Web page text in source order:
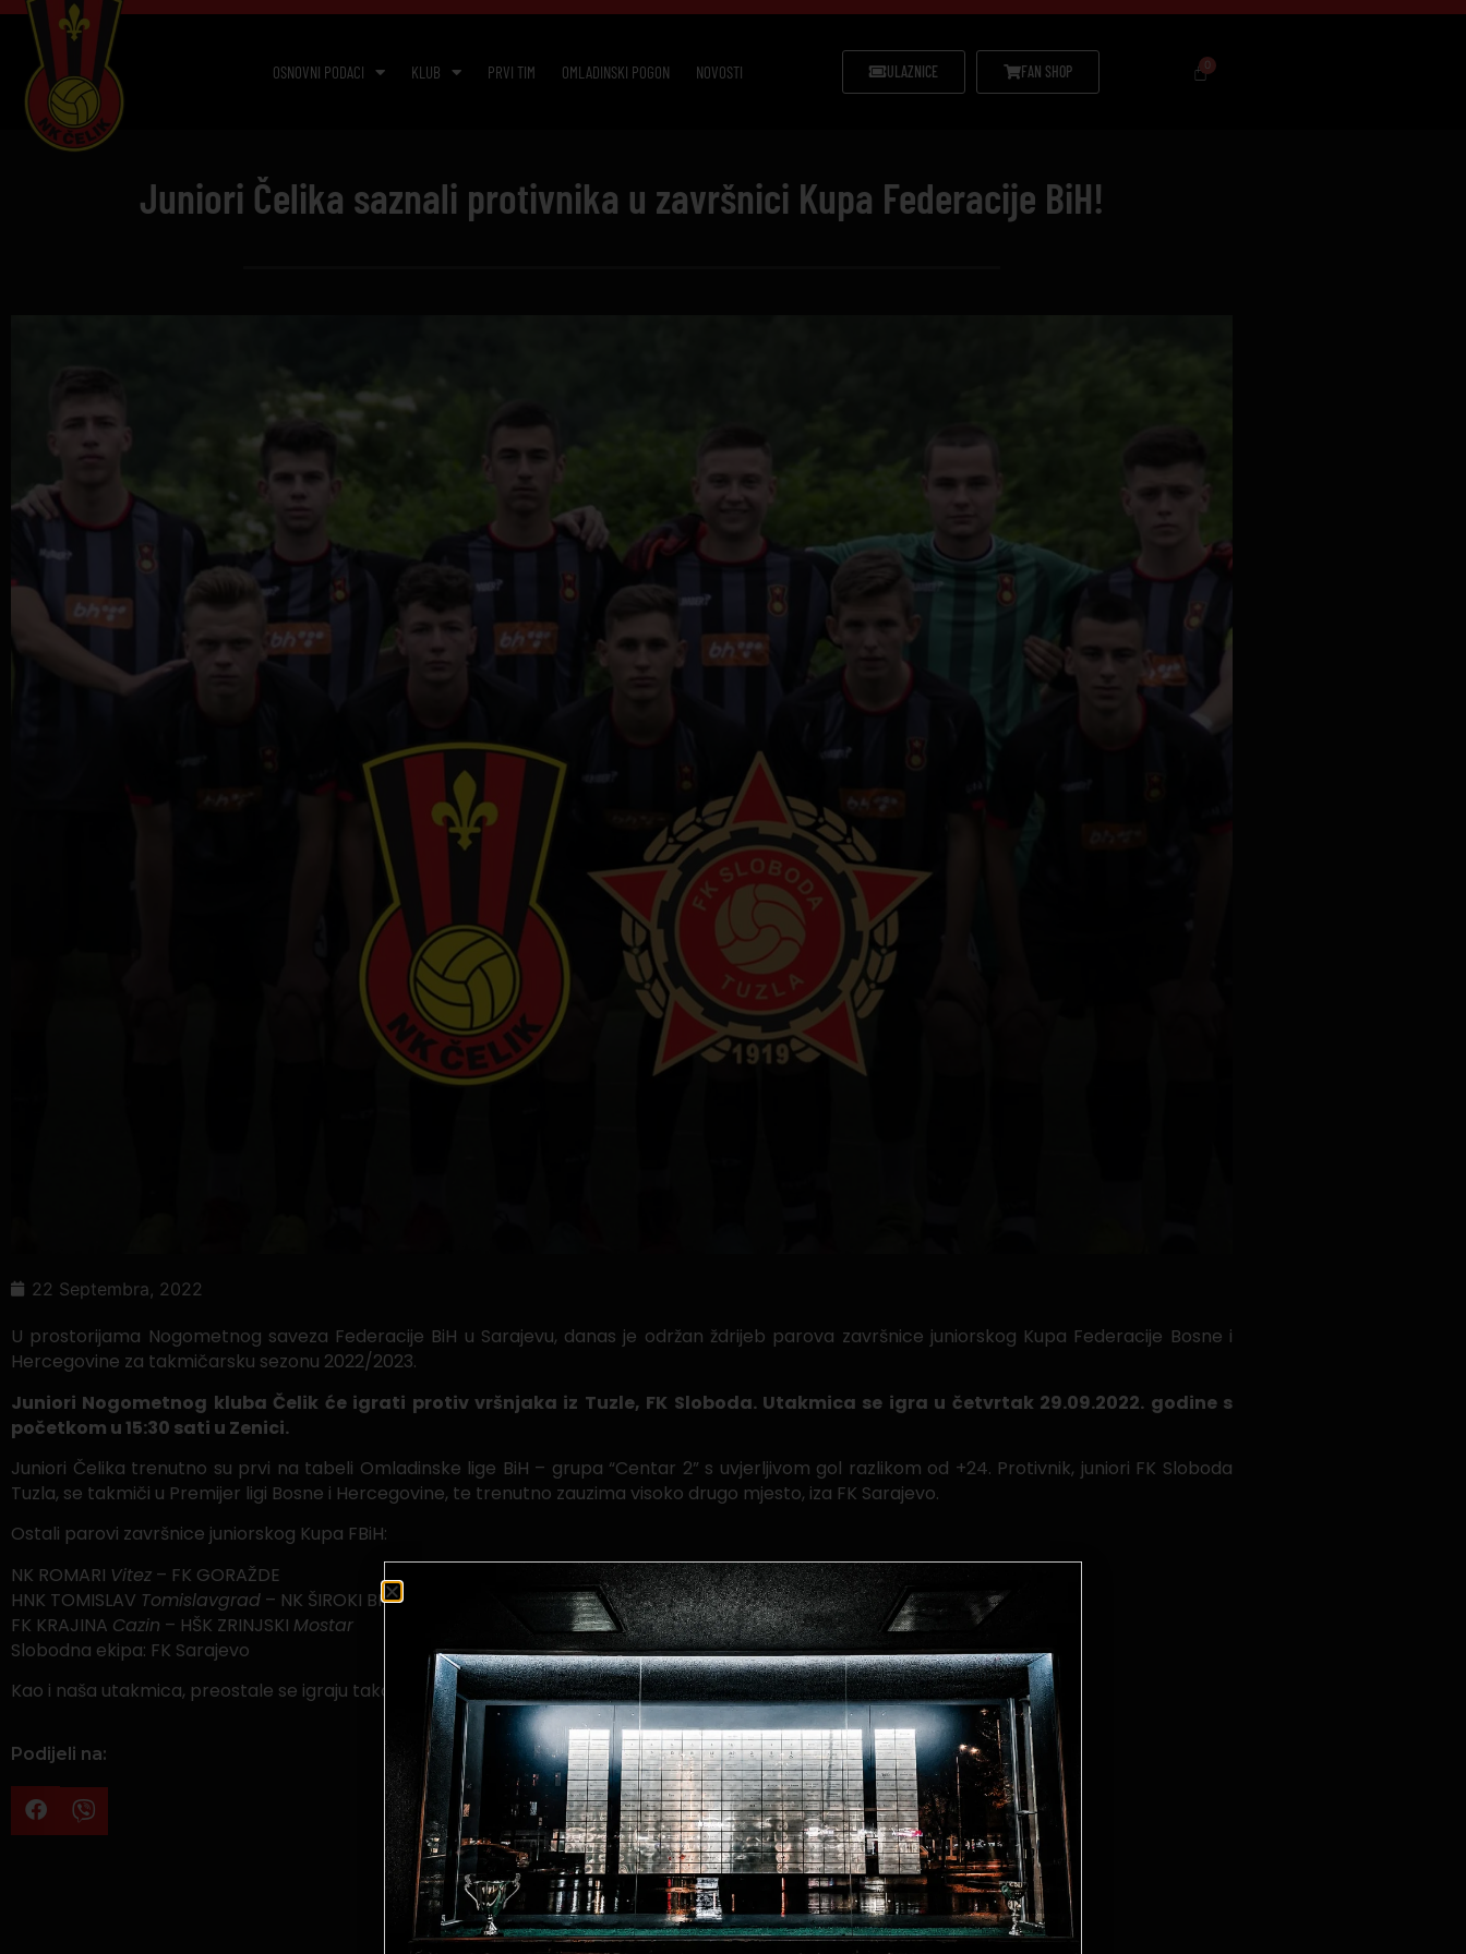
OSNOVNI PODACI KLUB PRVI TIM OMLADINSKI POGON NOVOSTI ULAZNICE FAN SHOP
Juniori Čelika saznali protivnika u završnici Kupa Federacije BiH!
22 Septembra, 2022
U prostorijama Nogometnog saveza Federacije BiH u Sarajevu, danas je održan ždrijeb parova završnice juniorskog Kupa Federacije Bosne i
Hercegovine za takmičarsku sezonu 2022/2023.
Juniori Nogometnog kluba Čelik će igrati protiv vršnjaka iz Tuzle, FK Sloboda. Utakmica se igra u četvrtak 29.09.2022. godine s
početkom u 15:30 sati u Zenici.
Juniori Čelika trenutno su prvi na tabeli Omladinske lige BiH – grupa “Centar 2” s uvjerljivom gol razlikom od +24. Protivnik, juniori FK Sloboda
Tuzla, se takmiči u Premijer ligi Bosne i Hercegovine, te trenutno zauzima visoko drugo mjesto, iza FK Sarajevo.
Ostali parovi završnice juniorskog Kupa FBiH:
NK ROMARI Vitez – FK GORAŽDE
HNK TOMISLAV Tomislavgrad – NK ŠIROKI BRIJEG
FK KRAJINA Cazin – HŠK ZRINJSKI Mostar
Slobodna ekipa: FK Sarajevo
Kao i naša utakmica, preostale se igraju također u četvrtak 29.09.2022. godine s početkom u 15:30 sati.
Podijeli na: